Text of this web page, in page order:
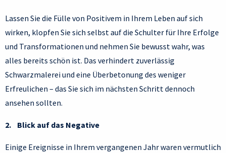
Lassen Sie die Fülle von Positivem in Ihrem Leben auf sich
wirken, klopfen Sie sich selbst auf die Schulter für Ihre Erfolge
und Transformationen und nehmen Sie bewusst wahr, was
alles bereits schön ist. Das verhindert zuverlässig
Schwarzmalerei und eine Überbetonung des weniger
Erfreulichen – das Sie sich im nächsten Schritt dennoch
ansehen sollten.
2. Blick auf das Negative
Einige Ereignisse in Ihrem vergangenen Jahr waren vermutlich